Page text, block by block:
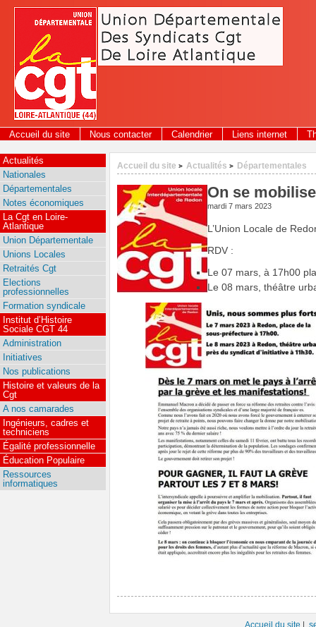
Panneau de gestion des cookies
Accueil du site Nous contacter Calendrier Liens internet
Accueil du site > Actualités > Départementales
On se
mardi 7 mars 2023
L’Union Locale de
RDV :
Le 07 mars, à 17h00
Le 08 mars, théâtre
Actualités
Nationales
Départementales
Notes économiques
La Cgt en Loire-
Atlantique
Union Départementale
Unions Locales
Retraités Cgt
Elections
professionnelles
Formation syndicale
Institut d’Histoire
Sociale CGT 44
Administration
Initiatives
Nos publications
Histoire et valeurs de la
Cgt
A nos camarades
Ingénieurs, cadres et
techniciens
Égalité professionnelle
Éducation Populaire
Ressources
informatiques
Accueil du site |